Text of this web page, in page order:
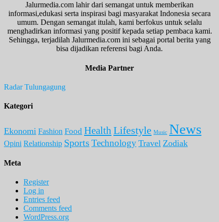
Jalurmedia.com lahir dari semangat untuk memberikan
informasi,edukasi serta inspirasi bagi masyarakat Indonesia secara
umum. Dengan semangat itulah, kami berfokus untuk selalu
menghadirkan informasi yang positif kepada setiap pembaca kami.
Sehingga, terjadilah Jalurmedia.com ini sebagai portal berita yang
bisa dijadikan referensi bagi Anda.
Media Partner
Radar Tulungagung
Kategori
Ekonomi Fashion Food Health Lifestyle Music News
Opini Relationship Sports Technology Travel Zodiak
Meta
Register
Log in
Entries feed
Comments feed
WordPress.org